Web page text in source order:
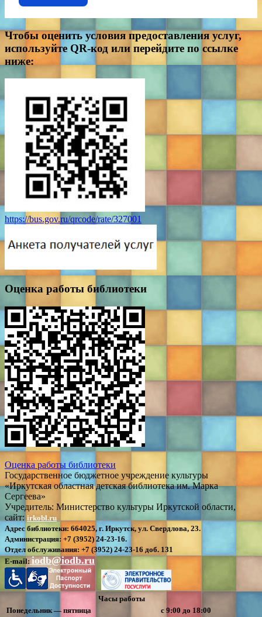
Чтобы оценить условия предоставления услуг,
используйте QR-код или перейдите по ссылке
ниже:
https://bus.gov.ru/qrcode/rate/327001
Оценка работы библиотеки
Оценка работы библиотеки
Государственное бюджетное учреждение культуры
«Иркутская областная детская библиотека им. Марка
Сергеева»
Учредитель: Министерство культуры Иркутской области,
сайт: irkobl.ru
Адрес библиотеки: 664025, г. Иркутск, ул. Свердлова, 23.
Администрация: +7 (3952) 24-23-16.
Отдел обслуживания: +7 (3952) 24-23-16 доб. 131
E-mail: iodb@iodb.ru
Часы работы
Понедельник — пятница
с 9:00 до 18:00